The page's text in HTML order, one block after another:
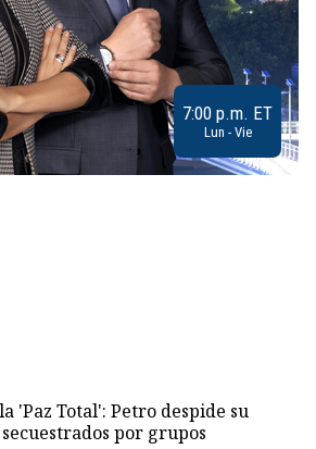
7:00 p.m. ET
Lun - Vie
'Paz Total': Petro despide su
por grupos